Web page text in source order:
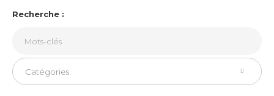
Recherche :